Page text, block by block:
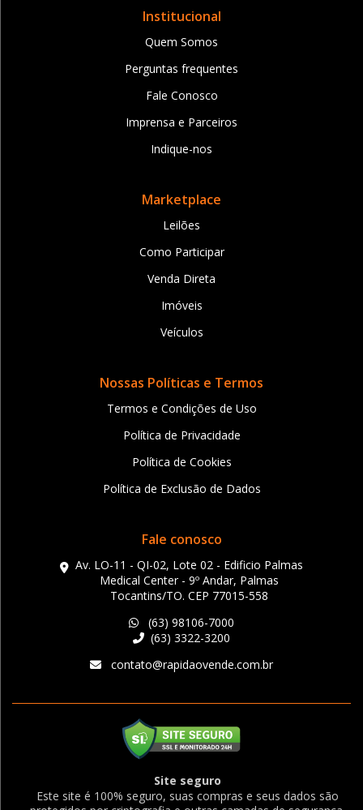
Institucional
Quem Somos
Perguntas frequentes
Fale Conosco
Imprensa e Parceiros
Indique-nos
Marketplace
Leilões
Como Participar
Venda Direta
Imóveis
Veículos
Nossas Políticas e Termos
Termos e Condições de Uso
Política de Privacidade
Política de Cookies
Política de Exclusão de Dados
Fale conosco
Av. LO-11 - QI-02, Lote 02 - Edificio Palmas
Medical Center - 9º Andar, Palmas
Tocantins/TO. CEP 77015-558
(63) 98106-7000
(63) 3322-3200
contato@rapidaovende.com.br
Site seguro
Este site é 100% seguro, suas compras e seus dados são